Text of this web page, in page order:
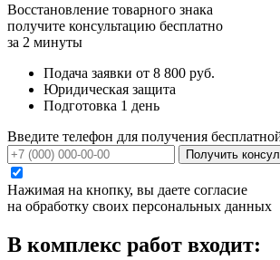
Восстановление товарного знака
получите консультацию бесплатно
за 2 минуты
Подача заявки от 8 800 руб.
Юридическая защита
Подготовка 1 день
Введите телефон для получения
Получить
Нажимая на кнопку, вы даете согласие
на обработку своих персональных данных
В комплекс работ входит: